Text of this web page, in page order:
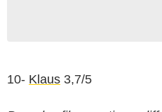
10- Klaus 3,7/5